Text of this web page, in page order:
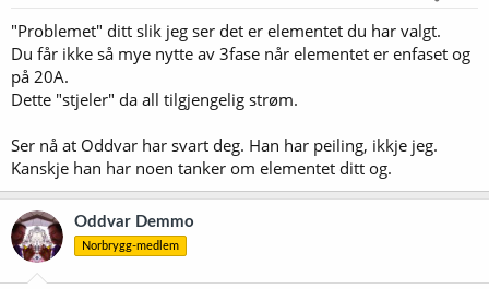
:
"Problemet" ditt slik jeg ser det er elementet du har valgt.
Du får ikke så mye nytte av 3fase når elementet er enfaset og
på 20A.
Dette "stjeler" da all tilgjengelig strøm.
Ser nå at Oddvar har svart deg. Han har peiling, ikkje jeg.
Kanskje han har noen tanker om elementet ditt og.
Oddvar Demmo
Norbrygg-medlem